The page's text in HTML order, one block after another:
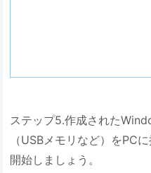
ステップ5.作成された
（USBメモリなど）をPC
開始しましょう。